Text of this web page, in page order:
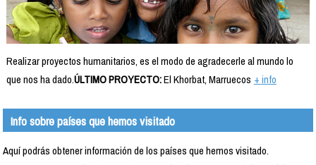
Realizar proyectos humanitarios, es el modo de agradecerle al mundo lo
que nos ha dado.ÚLTIMO PROYECTO:El Khorbat, Marruecos + info
Info sobre países que hemos visitado
Aquí podrás obtener información de los países que hemos visitado.